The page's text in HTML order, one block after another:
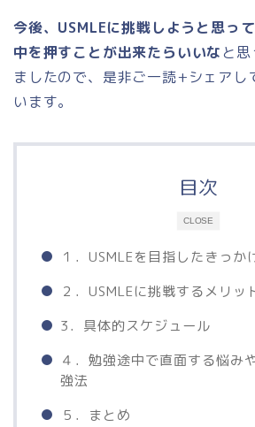
今後、USMLEに挑戦しようと思っ
中を押すことが出来たらいいなと
ましたので、是非ご一読+シェアし
います。
CLOSE
目次
１．USMLEを目指したきっか
２．USMLEに挑戦するメリッ
3．具体的スケジュール
４．勉強途中で直面する悩み
強法
５．まとめ